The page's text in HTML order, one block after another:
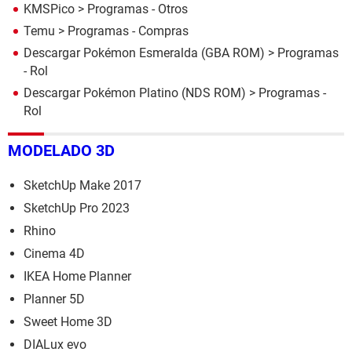
KMSPico > Programas - Otros
Temu > Programas - Compras
Descargar Pokémon Esmeralda (GBA ROM) > Programas
- Rol
Descargar Pokémon Platino (NDS ROM) > Programas -
Rol
MODELADO 3D
SketchUp Make 2017
SketchUp Pro 2023
Rhino
Cinema 4D
IKEA Home Planner
Planner 5D
Sweet Home 3D
DIALux evo